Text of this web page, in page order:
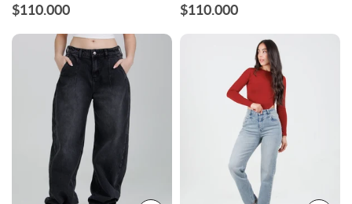
$110.000
$110.000